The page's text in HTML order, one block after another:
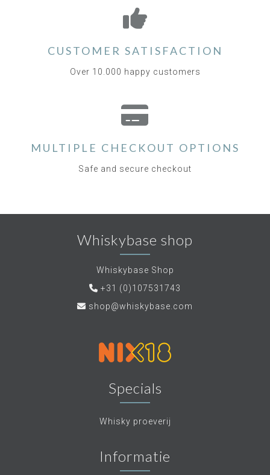
CUSTOMER SATISFACTION
Over 10.000 happy customers
MULTIPLE CHECKOUT OPTIONS
Safe and secure checkout
Whiskybase shop
Whiskybase Shop
+31 (0)107531743
shop@whiskybase.com
Specials
Whisky proeverij
Informatie